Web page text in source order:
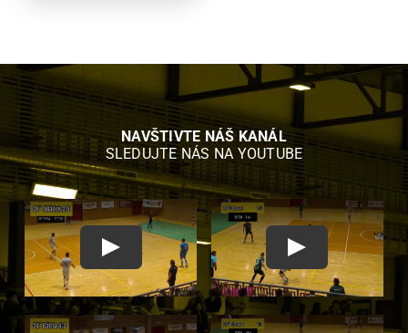
NAVŠTIVTE NÁŠ KANÁL
SLEDUJTE NÁS NA YOUTUBE